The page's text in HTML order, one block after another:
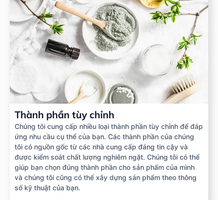
Thành phần tùy chỉnh
Chúng tôi cung cấp nhiều loại thành phần tùy chỉnh để đáp
ứng nhu cầu cụ thể của bạn. Các thành phần của chúng
tôi có nguồn gốc từ các nhà cung cấp đáng tin cậy và
được kiểm soát chất lượng nghiêm ngặt. Chúng tôi có thể
giúp bạn chọn đúng thành phần cho sản phẩm của mình
và chúng tôi cũng có thể xây dựng sản phẩm theo thông
số kỹ thuật của bạn.